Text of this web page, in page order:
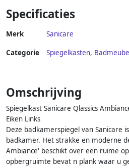
Specificaties
Merk Sanicare
Categorie Spiegelkasten,
Omschrijving
Spiegelkast Sanicare Qlassics
Eiken Links
Deze badkamerspiegel van Sanicare
badkamer. Het strakke en moderne
Ambiance' beschikt over een ruime
opbergruimte bevat n plank waar u